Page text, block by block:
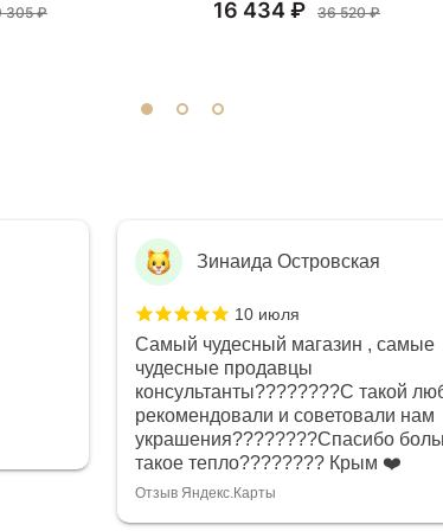
305 ₽ 16 434 ₽ 36 520 ₽
, самые
такой любовью
нам
большое за
Алёна Кудрявцева
Прекрасный ювелирный
Богатый выбор, много
Прекрасные
спасибо Ирине, очень
специалист, всё
помогла подобрать
вернёмся ещё раз❤️